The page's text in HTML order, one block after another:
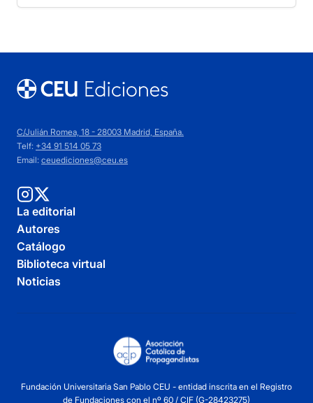
C/Julián Romea, 18 - 28003 Madrid, España.
Telf: +34 91 514 05 73
Email: ceuediciones@ceu.es
La editorial
Autores
Catálogo
Biblioteca virtual
Noticias
Fundación Universitaria San Pablo CEU - entidad inscrita en el Registro
de Fundaciones con el nº 60 / CIF (G-28423275)